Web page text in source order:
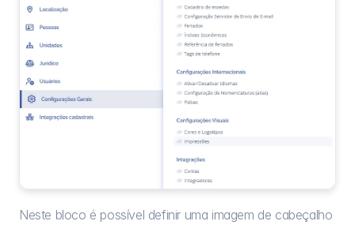
Neste bloco é possível definir uma imagem de cabeçalho